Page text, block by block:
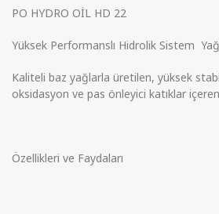
PO HYDRO OİL HD 22
Yüksek Performanslı Hidrolik Sistem
Kaliteli baz yağlarla üretilen, yüksek
oksidasyon ve pas önleyici katıklar içeren
Özellikleri ve Faydaları